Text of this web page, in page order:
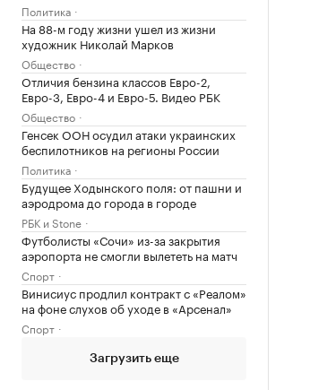
Политика
На 88-м году жизни ушел из жизни
художник Николай Марков
Общество
Отличия бензина классов Евро-2,
Евро-3, Евро-4 и Евро-5. Видео РБК
Общество
Генсек ООН осудил атаки украинских
беспилотников на регионы России
Политика
Будущее Ходынского поля: от пашни и
аэродрома до города в городе
РБК и Stone
Футболисты «Сочи» из-за закрытия
аэропорта не смогли вылететь на матч
Спорт
Винисиус продлил контракт с «Реалом»
на фоне слухов об уходе в «Арсенал»
Спорт
Загрузить еще